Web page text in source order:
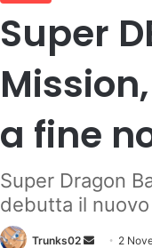
Super
a fine
Super Dragon
debutta il
Trunks02
Invia 2